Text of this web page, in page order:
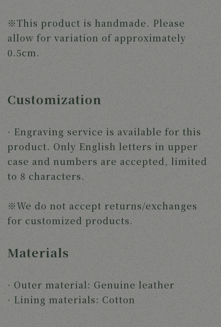
※This product is handmade. Please
allow for variation of approximately
0.5cm.
Customization
· Engraving service is available for this
product. Only English letters in upper
case and numbers are accepted, limited
to 8 characters.
※We do not accept returns/exchanges
for customized products.
Materials
· Outer material: Genuine leather
· Lining materials: Cotton